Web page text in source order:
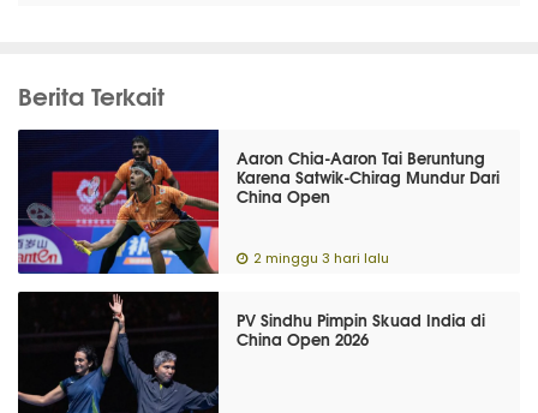
Berita Terkait
Aaron Chia-Aaron Tai Beruntung
Karena Satwik-Chirag Mundur Dari
China Open
2 minggu 3 hari lalu
PV Sindhu Pimpin Skuad India di
China Open 2026